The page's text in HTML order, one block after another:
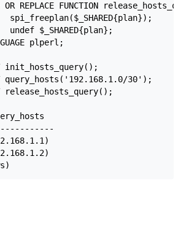
OR REPLACE FUNCTION
spi_freeplan($_SHARED{plan});
undef $_SHARED{plan};
plperl;
init_hosts_query();
query_hosts('192.168.1.0/30');
release_hosts_query();